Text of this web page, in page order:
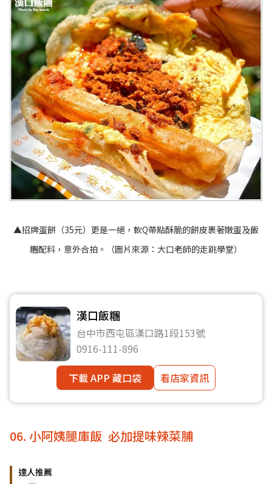
▲招牌蛋餅（35元）更是一絕，軟Q帶點酥脆的餅皮裹著嫩蛋及飯
糰配料，意外合拍。（圖片來源： 大口老師的走跳學堂）
漢口飯糰
台中市西屯區漢口路1段153號
0916-111-896
下載 APP 藏口袋
看店家資訊
06. 小阿姨腿庫飯 必加提味辣菜脯
達人推薦